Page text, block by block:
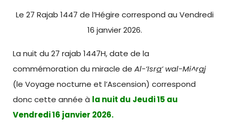
Le 27 Rajab 1447 de l’Hégire correspond au Vendredi
16 janvier 2026.
La nuit du 27 rajab 1447H, date de la
commémoration du miracle de Al-‘Isra‘ wal-Mi^raj
(le Voyage nocturne et l’Ascension) correspond
donc cette année à la nuit du Jeudi 15 au
Vendredi 16 janvier 2026.